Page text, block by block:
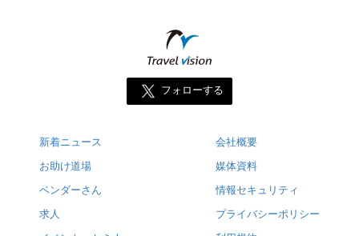
フォローする
新着ニュース
お助け道場
ベンダーさん
求人
会社概要
媒体資料
情報セキュリティ
プライバシーポリシー